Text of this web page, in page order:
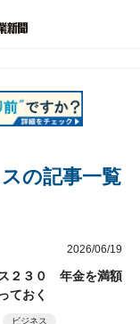
の記事一覧
2026/06/19
２３０ 年金を満額
ておく
ビジネス